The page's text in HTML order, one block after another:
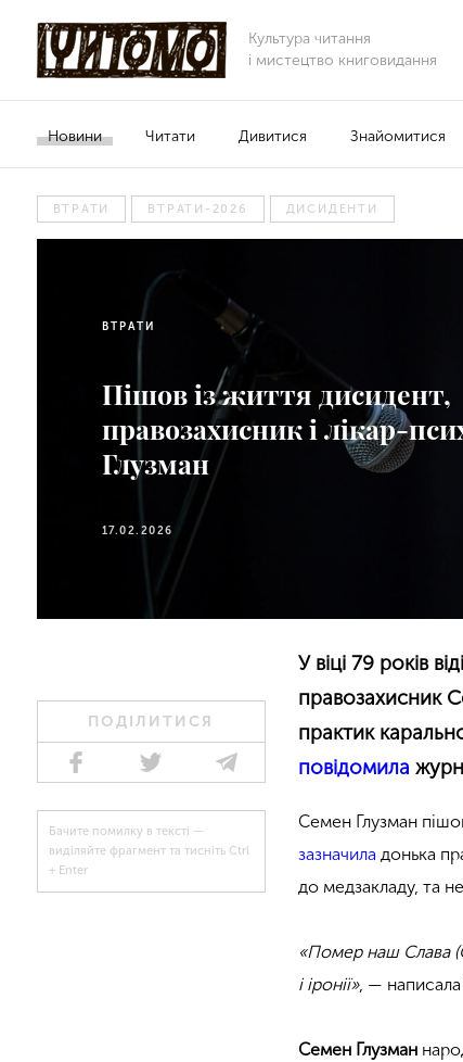
Культура читання
і мистецтво книговидання
Новини Читати Дивитися Знайомитися
ВТРАТИ ВТРАТИ-2026 ДИСИДЕНТИ
ВТРАТИ
Пішов із життя дисидент,
правозахисник і лікар-
Глузман
17.02.2026
ПОДІЛИТИСЯ
Бачите помилку в тексті —
виділяйте фрагмент та тисніть Ctrl
+ Enter
У віці 79 років
правозахисник
практик
повідомила
Семен Глузман
зазначила донька
до медзакладу, та
«Помер наш Слава
і іронії», —
Семен Глузман